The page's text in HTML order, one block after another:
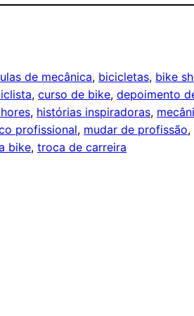
de mecânica, bicicletas, bike
, curso de bike, depoimento
, histórias inspiradoras,
profissional, mudar de profissão,
bike, troca de carreira